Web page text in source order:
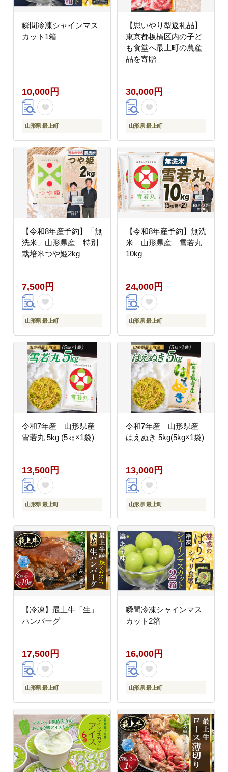
瞬間冷凍シャインマス
カット1箱
10,000円
山形県 最上町
【思いやり型返礼品】
東京都板橋区内の子ど
も食堂へ最上町の農産
品を寄贈
30,000円
山形県 最上町
【令和8年産予約】「無
洗米」山形県産 特別
栽培米つや姫2kg
7,500円
山形県 最上町
【令和8年産予約】無洗
米 山形県産 雪若丸
10kg
24,000円
山形県 最上町
令和7年産 山形県産
雪若丸 5kg (5㎏×1袋)
13,500円
山形県 最上町
令和7年産 山形県産
はえぬき 5kg(5kg×1袋)
13,000円
山形県 最上町
【冷凍】最上牛「生」
ハンバーグ
17,500円
山形県 最上町
瞬間冷凍シャインマス
カット2箱
16,000円
山形県 最上町